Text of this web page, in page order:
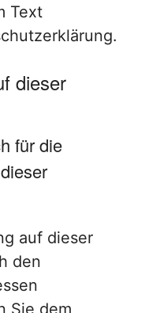
Text
dieser
für die
auf dieser
den
Sie dem